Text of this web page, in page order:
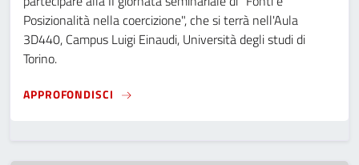
Posizionalità nella coercizione", che si terrà nell'Aula
3D440, Campus Luigi Einaudi, Università degli studi di
Torino.
APPROFONDISCI SEMINARIO "FONTI PRIMARIE PER LO